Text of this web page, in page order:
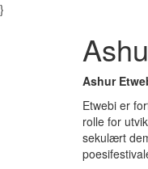
}
Ashur
Etwebi er
rolle for
sekulært